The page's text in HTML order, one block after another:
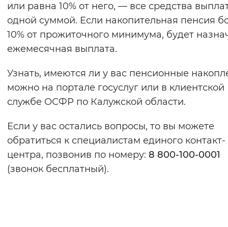
или равна 10% от него, — все средства
одной суммой. Если накопительная пенсия
10% от прожиточного минимума, будет
ежемесячная выплата.
Узнать, имеются ли у вас пенсионные
можно на портале госуслуг или в клиентской
службе ОСФР по Калужской области.
Если у вас остались вопросы, то вы можете
обратиться к специалистам единого контакт-
центра, позвонив по номеру: 8 800-100-0001
(звонок бесплатный).